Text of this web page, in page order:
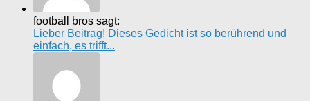
football bros sagt:
Lieber Beitrag! Dieses Gedicht ist so berührend und
einfach, es trifft...